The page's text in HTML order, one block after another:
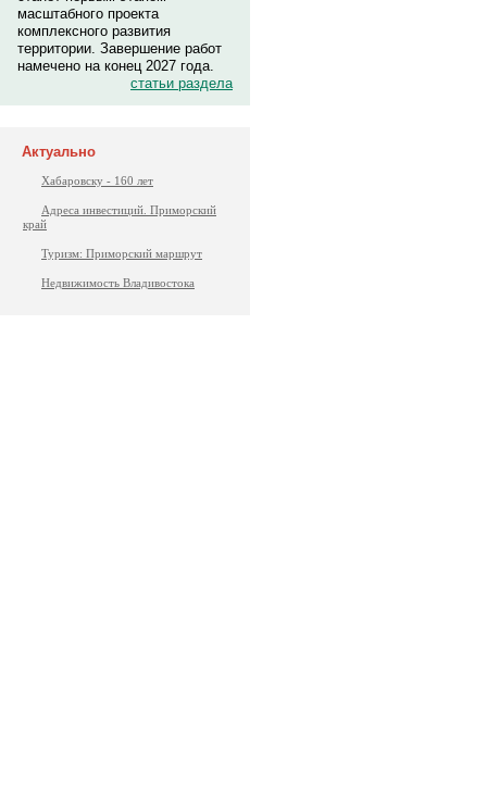
масштабного проекта
комплексного развития
территории. Завершение работ
намечено на конец 2027 года.
статьи раздела
Актуально
Хабаровску - 160 лет
Адреса инвестиций. Приморский
край
Туризм: Приморский маршрут
Недвижимость Владивостока